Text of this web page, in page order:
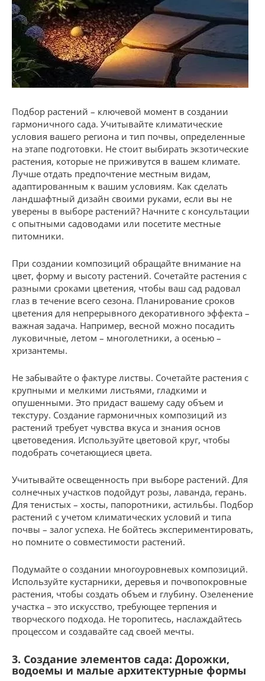
Подбор растений – ключевой момент в создании
гармоничного сада. Учитывайте климатические
условия вашего региона и тип почвы, определенные
на этапе подготовки. Не стоит выбирать экзотические
растения, которые не приживутся в вашем климате.
Лучше отдать предпочтение местным видам,
адаптированным к вашим условиям. Как сделать
ландшафтный дизайн своими руками, если вы не
уверены в выборе растений? Начните с консультации
с опытными садоводами или посетите местные
питомники.
При создании композиций обращайте внимание на
цвет, форму и высоту растений. Сочетайте растения с
разными сроками цветения, чтобы ваш сад радовал
глаз в течение всего сезона. Планирование сроков
цветения для непрерывного декоративного эффекта –
важная задача. Например, весной можно посадить
луковичные, летом – многолетники, а осенью –
хризантемы.
Не забывайте о фактуре листвы. Сочетайте растения с
крупными и мелкими листьями, гладкими и
опушенными. Это придаст вашему саду объем и
текстуру. Создание гармоничных композиций из
растений требует чувства вкуса и знания основ
цветоведения. Используйте цветовой круг, чтобы
подобрать сочетающиеся цвета.
Учитывайте освещенность при выборе растений. Для
солнечных участков подойдут розы, лаванда, герань.
Для тенистых – хосты, папоротники, астильбы. Подбор
растений с учетом климатических условий и типа
почвы – залог успеха. Не бойтесь экспериментировать,
но помните о совместимости растений.
Подумайте о создании многоуровневых композиций.
Используйте кустарники, деревья и почвопокровные
растения, чтобы создать объем и глубину. Озеленение
участка – это искусство, требующее терпения и
творческого подхода. Не торопитесь, наслаждайтесь
процессом и создавайте сад своей мечты.
3. Создание элементов сада: Дорожки,
водоемы и малые архитектурные формы